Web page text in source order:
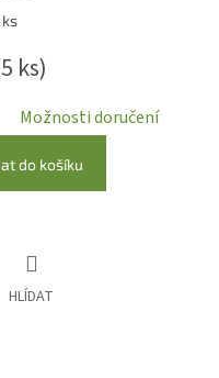
ks)
Možnosti doručení
do košíku
HLÍDAT